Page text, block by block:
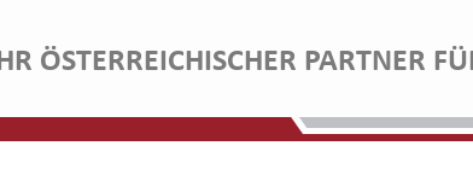
IHR ÖSTERREICHISCHER PARTNER